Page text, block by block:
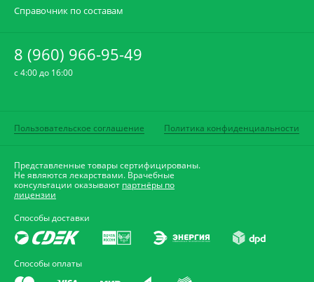
Справочник по составам
8 (960) 966-95-49
c 4:00 до 16:00
Пользовательское соглашение Политика конфиденциальности
Представленные товары сертифицированы.
Не являются лекарствами. Врачебные
консультации оказывают партнёры по
лицензии
Способы доставки
Способы оплаты